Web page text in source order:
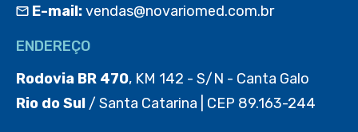
E-mail:vendas@novariomed.com.br
ENDEREÇO
Rodovia BR 470, KM 142 - S/N - Canta Galo
Rio do Sul / Santa Catarina | CEP 89.163-244